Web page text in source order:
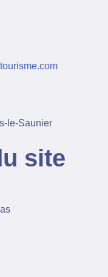
le-Saunier
site